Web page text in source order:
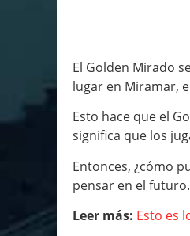
El Golden Mirado
lugar en Miramar,
Esto hace que el
significa que los
Entonces, ¿cómo
pensar en el futuro.
Leer más: Esto es